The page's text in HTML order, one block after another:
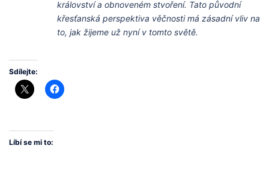
království a obnoveném stvoření. Tato původní
křesťanská perspektiva věčnosti má zásadní vliv na
to, jak žijeme už nyní v tomto světě.
Sdílejte:
Líbí se mi to: